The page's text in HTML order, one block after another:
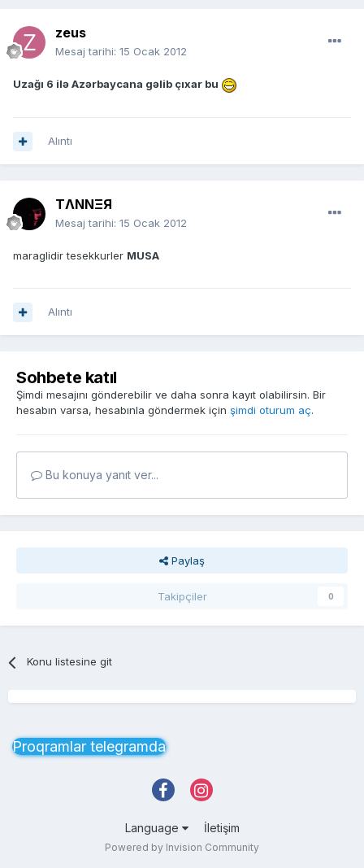
zeus
Mesaj tarihi: 15 Ocak 2012
Uzağı 6 ilə Azərbaycana gəlib çıxar bu
Alıntı
TΛNNΞЯ
Mesaj tarihi: 15 Ocak 2012
maraglidir tesekkurler MUSA
Alıntı
Sohbete katıl
Şimdi mesajını gönderebilir ve daha sonra kayıt olabilirsin. Bir
hesabın varsa, hesabınla göndermek için şimdi oturum aç.
Bu konuya yanıt ver...
Paylaş
Takipçiler 0
Konu listesine git
Proqramlar telegramda
Language İletişim
Powered by Invision Community